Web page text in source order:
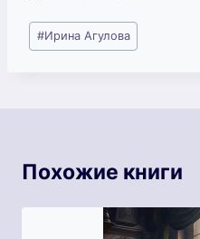
Метки
записи:
#Ирина Агулова
Похожие книги